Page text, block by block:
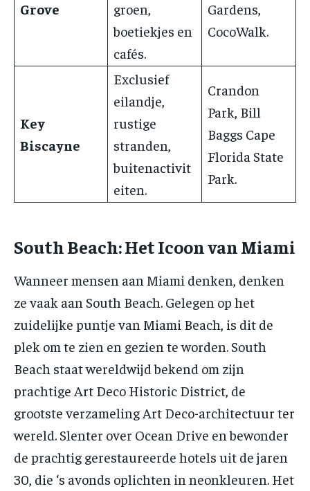
Grove
groen,
boetiekjes en
cafés.
Gardens,
CocoWalk.
Key
Biscayne
Exclusief
eilandje,
rustige
stranden,
buitenactivit
eiten.
Crandon
Park, Bill
Baggs Cape
Florida State
Park.
South Beach: Het Icoon van Miami
Wanneer mensen aan Miami denken, denken
ze vaak aan South Beach. Gelegen op het
zuidelijke puntje van Miami Beach, is dit de
plek om te zien en gezien te worden. South
Beach staat wereldwijd bekend om zijn
prachtige Art Deco Historic District, de
grootste verzameling Art Deco-architectuur ter
wereld. Slenter over Ocean Drive en bewonder
de prachtig gerestaureerde hotels uit de jaren
30, die ‘s avonds oplichten in neonkleuren. Het